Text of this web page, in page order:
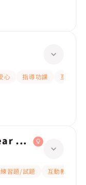
心 指導功課
互動教學
6,英国语文
習題/試題 互動教學